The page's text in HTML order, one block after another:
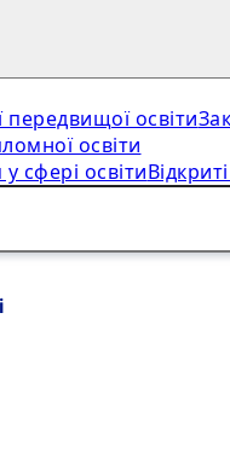
передвищої освіти
освіти
сфері освіти